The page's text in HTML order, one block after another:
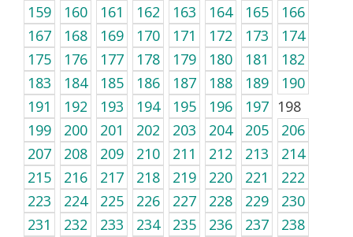
159
160 161 162 163 164 165
166
167
168 169 170 171 172 173
174
175
176 177 178 179 180 181
182
183
184 185 186 187 188 189
190
191
192 193 194 195 196 197 198
199
200 201 202 203 204 205
206
207
208 209 210 211 212 213
214
215
216 217 218 219 220 221
222
223
224 225 226 227 228 229
230
231
232 233 234 235 236 237
238